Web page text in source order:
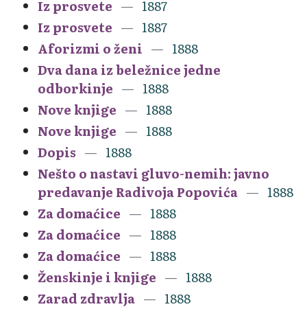
Iz prosvete
1887
Iz prosvete
1887
Aforizmi o ženi
1888
Dva dana iz beležnice jedne
odborkinje
1888
Nove knjige
1888
Nove knjige
1888
Dopis
1888
Nešto o nastavi gluvo-nemih: javno
predavanje Radivoja Popovića
1888
Za domaćice
1888
Za domaćice
1888
Za domaćice
1888
Ženskinje i knjige
1888
Zarad zdravlja
1888